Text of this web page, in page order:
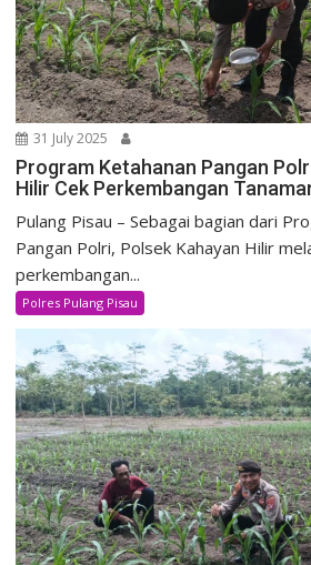
31 July 2025
Program Ketahanan Pangan
Hilir Cek Perkembangan
Pulang Pisau – Sebagai bagian dari
Pangan Polri, Polsek Kahayan Hilir
perkembangan...
Polres Pulang Pisau